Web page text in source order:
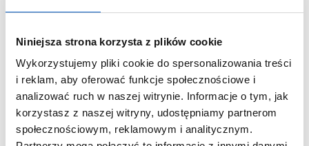
Niniejsza strona korzysta z plików cookie
Wykorzystujemy pliki cookie do spersonalizowania treści
i reklam, aby oferować funkcje społecznościowe i
analizować ruch w naszej witrynie. Informacje o tym, jak
korzystasz z naszej witryny, udostępniamy partnerom
społecznościowym, reklamowym i analitycznym.
również szkolenie z fotogrametrii niskiego
W razie pytań, skontaktuj się z naszymi
Specjalistami:
szkolenia@navigate.pl
+48 511-522-639